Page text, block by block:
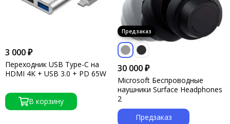
3 000 ₽
Переходник USB Type-C на
HDMI 4K + USB 3.0 + PD 65W
В корзину
30 000 ₽
Microsoft Беспроводные
наушники Surface Headphones
2
Предзаказ